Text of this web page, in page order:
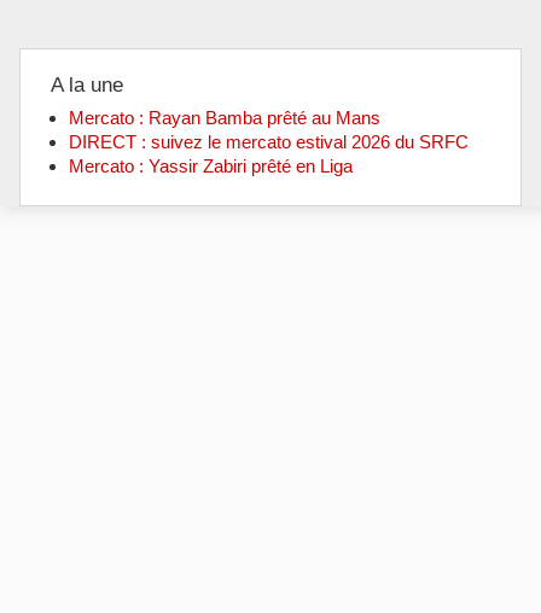
A la une
Mercato : Rayan Bamba prêté au Mans
DIRECT : suivez le mercato estival 2026 du SRFC
Mercato : Yassir Zabiri prêté en Liga